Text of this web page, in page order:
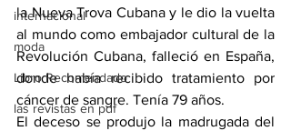
internacional
moda
Libro Recomendado
las revistas en pdf
la Nueva Trova Cubana y le dio la vuelta
al mundo como embajador cultural de la
Revolución Cubana, falleció en España,
donde había recibido tratamiento por
cáncer de sangre. Tenía 79 años.
El deceso se produjo la madrugada del